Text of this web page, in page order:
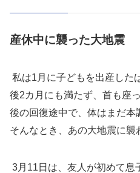
産休中に襲った大地震
私は1月に子どもを出産した
後2カ月にも満たず、首も座
後の回復途中で、体はまだ本
そんなとき、あの大地震に襲
3月11日は、友人が初めて息